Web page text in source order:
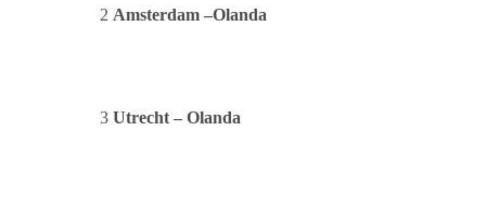
2 Amsterdam –Olanda
3 Utrecht – Olanda